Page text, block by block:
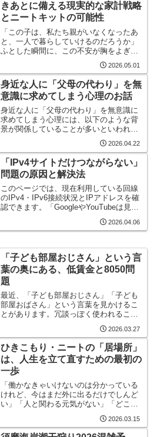
きあとに備える現実的な家計戦略
とニートキットの可能性
「この子は、私たち親がいなくなったあ
と、一人で暮らしていけるのだろうか」
ふとした瞬間に、この不安が胸をよぎる
ことがあります。ひきこもり、発達特
性、精神的な不調、人との関わりへの苦
手意識、体力の波、長い離職期間。事情
は家庭によって違います。そ...
2026.05.01
身近な人に「父母の代わり」を無
意識に求めてしまう心理のお話
身近な人に「父母の代わり」を無意識に
求めてしまう心理には、以下のような背
景が関係していることが多いといわれて
おります。 幼少期に十分な保護や愛情を
得られなかった 自己肯定感の不足（無意
識に「愛される価値がない」と感じてい
る） 不安や依存心が...
2026.04.22
「IPv4サイトだけつながらない」
問題の原因と解決法
このページでは、現在利用している回線
のIPv4・IPv6接続状況とIPアドレスを確
認できます。「GoogleやYouTubeは見ら
れるのに、一部のWebサイトだけ開かな
い」「ISPを乗り換えてから古いサイト
2026.04.06
「子ども部屋おじさん」という言
葉の奥にある、低賃金と8050問
題
最近、「子ども部屋おじさん」「子ども
部屋おばさん」という言葉を見かけるこ
とがあります。冗談っぽく使われること
もありますが、この言葉が広がるほど、
私たちは大事な背景を見落としやすくな
るのではないかと思います。実家で暮ら
している成人を見て、「ま...
2026.03.27
ひきこもり・ニートの「居場所」
は、人生を立て直すための最初の
一歩
「働かなきゃいけないのは分かっている
けれど、今はまだ外に出るだけでしんど
い」「人と関わる元気がない」「どこか
に行きたい気持ちはあるけれど、居心地
のよい場所が分からない」そんなときに
大切なのが、“役割を持たなくてもいてよ
2026.03.15